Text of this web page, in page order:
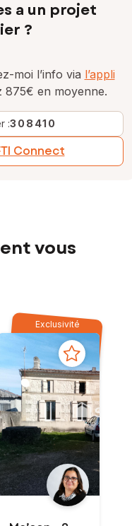
a un projet
?
moi l’info via l’appli
875€ en moyenne.
:308410
Connect
vous
Exclusivité